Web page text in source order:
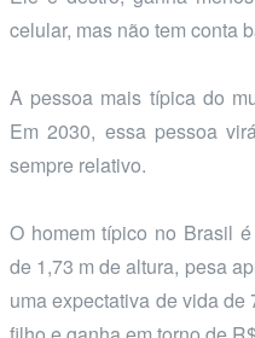
celular, mas não tem conta
A pessoa mais típica do
Em 2030, essa pessoa
sempre relativo.
O homem típico no Brasil
de 1,73 m de altura, pesa
uma expectativa de vida de